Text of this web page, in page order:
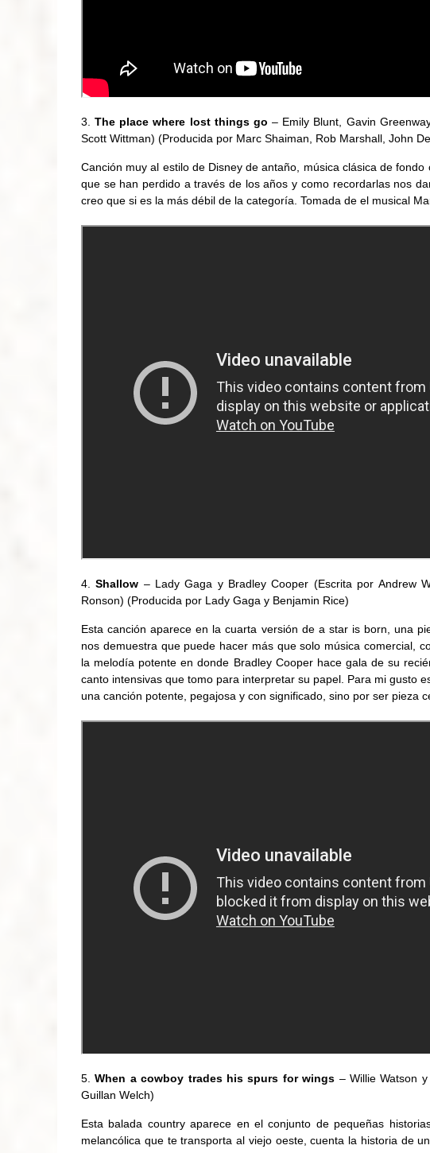
The place where lost things go – Emily Blunt, Gavin
Scott Wittman) (Producida por Marc Shaiman, Rob Marshall, John
Canción muy al estilo de Disney de antaño, música clásica de
que se han perdido a través de los años y como recordarlas nos
creo que si es la más débil de la categoría. Tomada de el musical
Shallow – Lady Gaga y Bradley Cooper (Escrita por Andrew
Ronson) (Producida por Lady Gaga y Benjamin Rice)
Esta canción aparece en la cuarta versión de a star is born, una
nos demuestra que puede hacer más que solo música comercial,
la melodía potente en donde Bradley Cooper hace gala de su
canto intensivas que tomo para interpretar su papel. Para mi gusto
una canción potente, pegajosa y con significado, sino por ser pieza
When a cowboy trades his spurs for wings – Willie Watson
Guillan Welch)
Esta balada country aparece en el conjunto de pequeñas
melancólica que te transporta al viejo oeste, cuenta la historia de